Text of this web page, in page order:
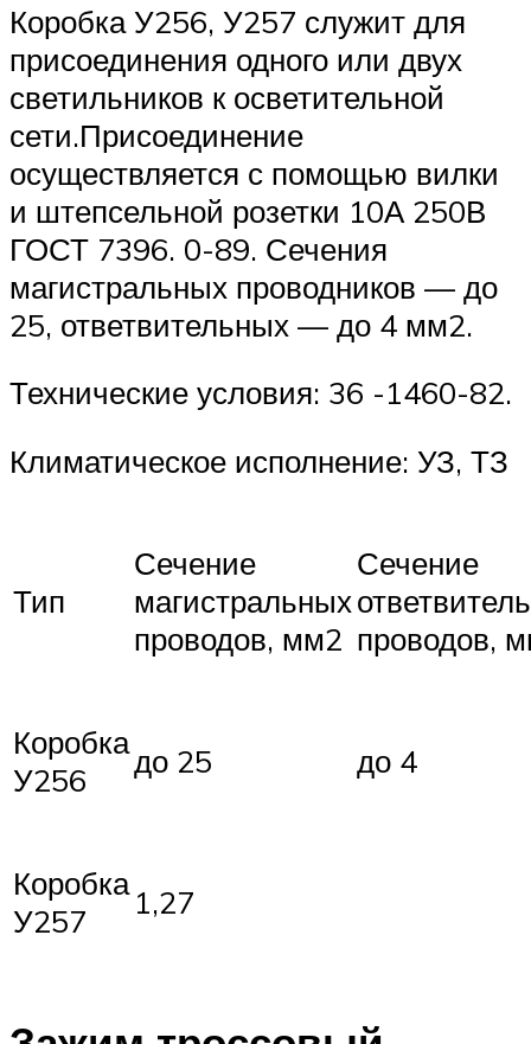
Коробка У256, У257 служит для
присоединения одного или двух
светильников к осветительной
сети.Присоединение
осуществляется с помощью вилки
и штепсельной розетки 10А 250В
ГОСТ 7396. 0-89. Сечения
магистральных проводников — до
25, ответвительных — до 4 мм2.
Технические условия: 36 -1460-82.
Климатическое исполнение: УЗ, ТЗ
Тип
Сечение
магистральных
проводов, мм2
Сечение
проводов,
Коробка
У256
до 25 до 4
Коробка
У257
1,27